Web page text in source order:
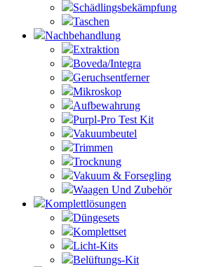
Schädlingsbekämpfung
Taschen
Nachbehandlung
Extraktion
Boveda/Integra
Geruchsentferner
Mikroskop
Aufbewahrung
Purpl-Pro Test Kit
Vakuumbeutel
Trimmen
Trocknung
Vakuum & Forsegling
Waagen Und Zubehör
Komplettlösungen
Düngesets
Komplettset
Licht-Kits
Belüftungs-Kit